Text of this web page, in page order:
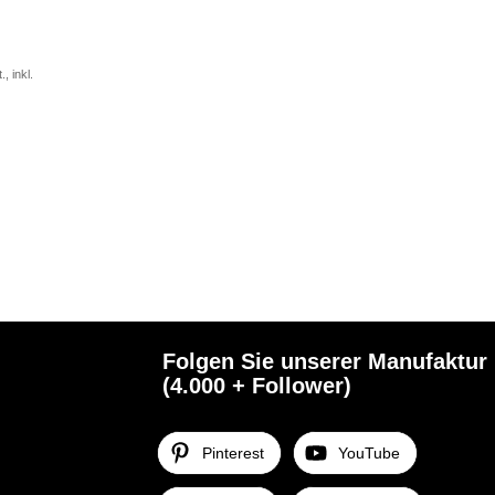
inkl.
Folgen Sie unserer Manufaktur
(4.000 + Follower)
Pinterest YouTube